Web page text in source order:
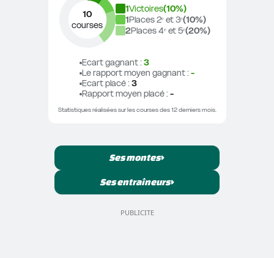
10
courses
1Victoires(10%)
1Places 2ᵉ et 3ᵉ(10%)
2Places 4ᵉ et 5ᵉ(20%)
Ecart gagnant : 3
Le rapport moyen gagnant : -
Ecart placé : 3
Rapport moyen placé : -
Statistiques réalisées sur les courses des 12 derniers mois.
Ses montes
Ses entraîneurs